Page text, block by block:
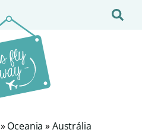
»Oceania »Austrália